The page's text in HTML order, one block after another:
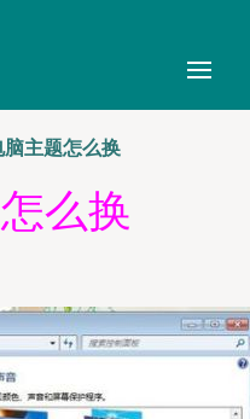
脑主题怎么换
么换